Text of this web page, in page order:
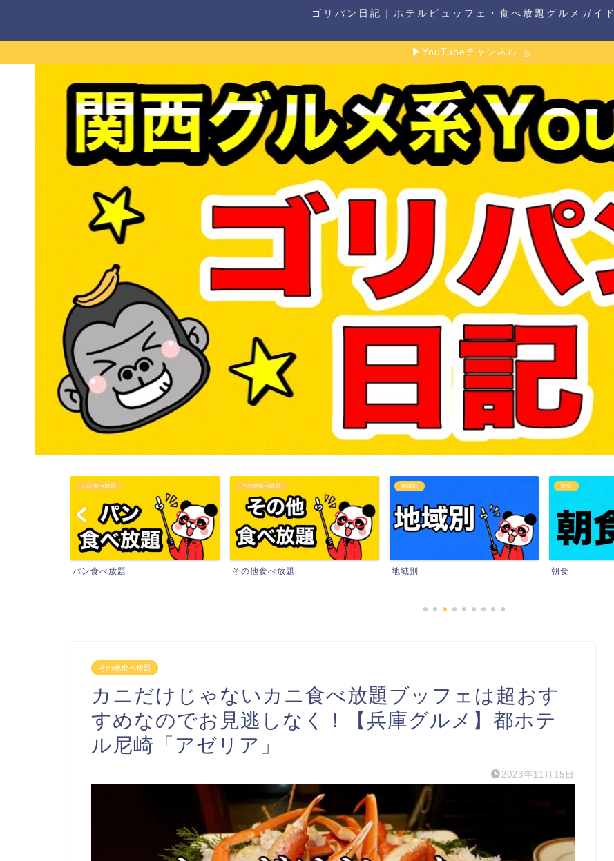
ゴリパン日記｜ホテルビュッフェ・食べ放題グルメガイド
▶YouTubeチャンネル
パン食べ放題
パン食べ放題
その他食べ放題
その他食べ放題
地域別
地域別
朝食
朝食
その他食べ放題
カニだけじゃないカニ食べ放題ブッフェは超おす
すめなのでお見逃しなく！【兵庫グルメ】都ホテ
ル尼崎「アゼリア」
2023年11月15日